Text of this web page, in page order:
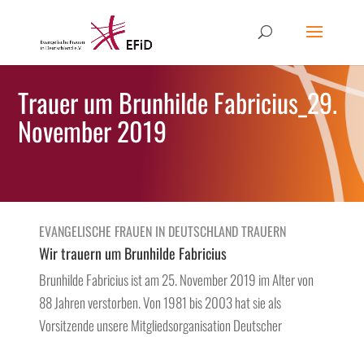
Trauer um Brunhilde Fabricius_29.
November 2019
EVANGELISCHE FRAUEN IN DEUTSCHLAND TRAUERN
Wir trauern um Brunhilde Fabricius
Brunhilde Fabricius ist am 25. November 2019 im Alter von
88 Jahren verstorben. Von 1981 bis 2003 hat sie als
Vorsitzende unsere Mitgliedsorganisation Deutscher